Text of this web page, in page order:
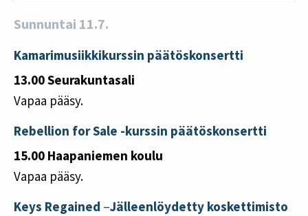
Sunnuntai 11.7.
Kamarimusiikkikurssin päätöskonsertti
13.00 Seurakuntasali
Vapaa pääsy.
Rebellion for Sale -kurssin päätöskonsertti
15.00 Haapaniemen koulu
Vapaa pääsy.
Keys Regained –Jälleenlöydetty koskettimisto